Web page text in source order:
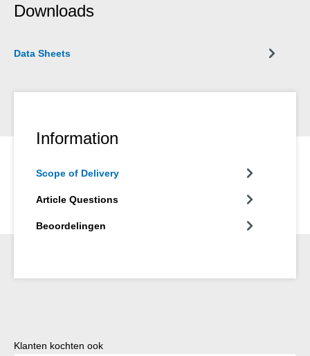
Downloads
Data Sheets
Information
Scope of Delivery
Article Questions
Beoordelingen
Productgalerij overslaan
Klanten kochten ook